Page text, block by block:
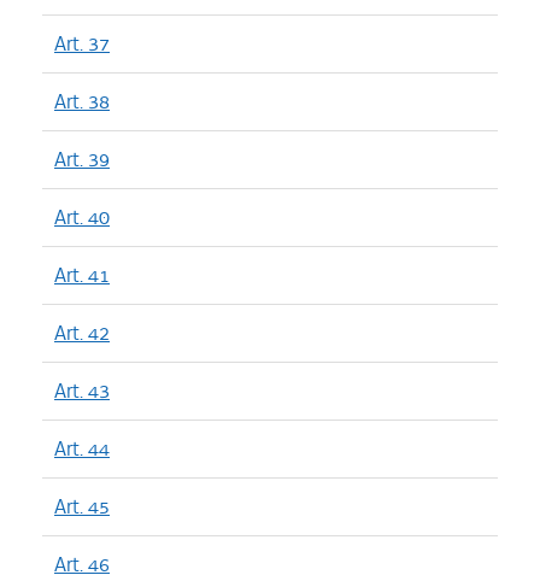
Art. 37
Art. 38
Art. 39
Art. 40
Art. 41
Art. 42
Art. 43
Art. 44
Art. 45
Art. 46